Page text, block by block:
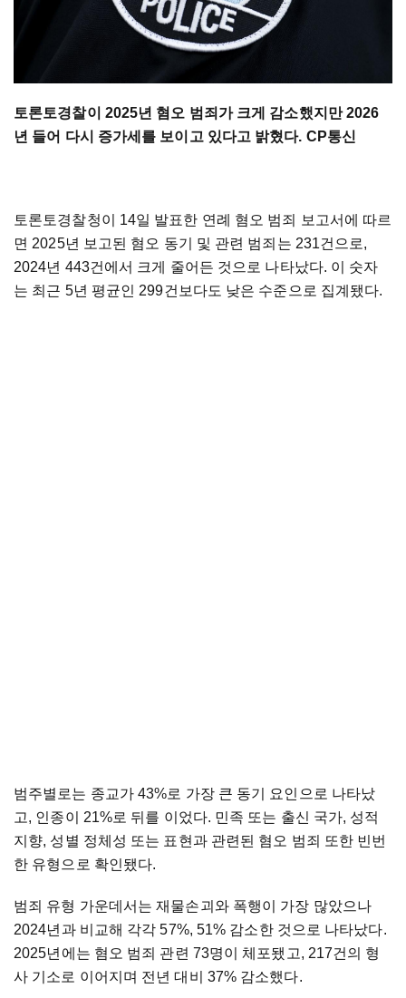
토론토경찰이 2025년 혐오 범죄가 크게 감소했지만 2026
년 들어 다시 증가세를 보이고 있다고 밝혔다. CP통신
토론토경찰청이 14일 발표한 연례 혐오 범죄 보고서에 따르
면 2025년 보고된 혐오 동기 및 관련 범죄는 231건으로,
2024년 443건에서 크게 줄어든 것으로 나타났다. 이 숫자
는 최근 5년 평균인 299건보다도 낮은 수준으로 집계됐다.
범주별로는 종교가 43%로 가장 큰 동기 요인으로 나타났
고, 인종이 21%로 뒤를 이었다. 민족 또는 출신 국가, 성적
지향, 성별 정체성 또는 표현과 관련된 혐오 범죄 또한 빈번
한 유형으로 확인됐다.
범죄 유형 가운데서는 재물손괴와 폭행이 가장 많았으나
2024년과 비교해 각각 57%, 51% 감소한 것으로 나타났다.
2025년에는 혐오 범죄 관련 73명이 체포됐고, 217건의 형
사 기소로 이어지며 전년 대비 37% 감소했다.